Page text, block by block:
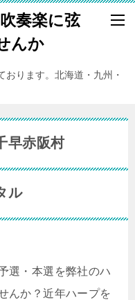
奏楽に弦
んか
ります。北海道・九州・
早赤阪村
ル
選・本選を弊社のハ
んか？近年ハープを